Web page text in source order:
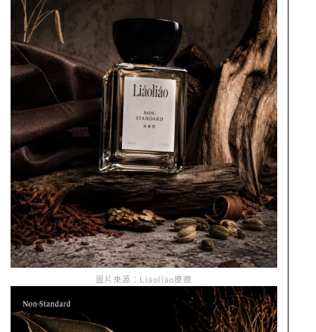
圖片來源：Liáoliáo撩撩